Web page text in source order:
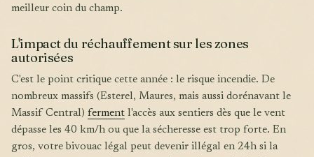
meilleur coin du champ.
L'impact du réchauffement sur les zones
autorisées
C'est le point critique cette année : le risque incendie. De
nombreux massifs (Esterel, Maures, mais aussi dorénavant le
Massif Central) ferment l'accès aux sentiers dès que le vent
dépasse les 40 km/h ou que la sécheresse est trop forte. En
gros, votre bivouac légal peut devenir illégal en 24h si la